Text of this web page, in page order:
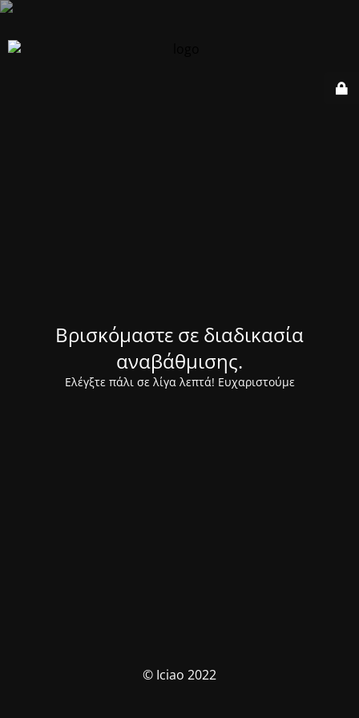
Βρισκόμαστε σε διαδικασία
αναβάθμισης.
Ελέγξτε πάλι σε λίγα λεπτά! Ευχαριστούμε
© Iciao 2022